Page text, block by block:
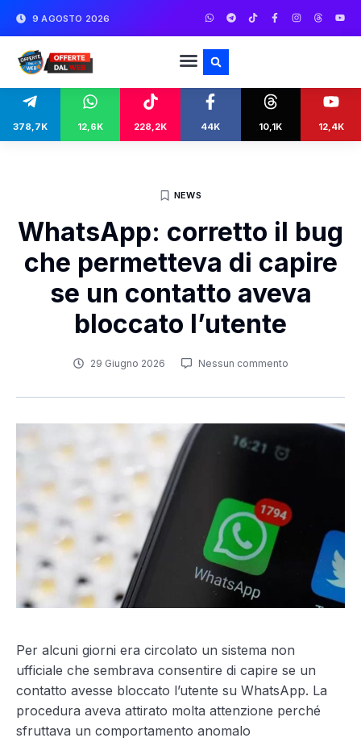
9 AGOSTO 2026
378,7K 12,6K 228,2K 44K 10,1K 12,4K
NEWS
WhatsApp: corretto il bug
che permetteva di capire
se un contatto aveva
bloccato l’utente
29 Giugno 2026 Nessun commento
Per alcuni giorni era circolato un sistema non
ufficiale che sembrava consentire di capire se un
contatto avesse bloccato l’utente su WhatsApp. La
procedura aveva attirato molta attenzione perché
sfruttava un comportamento anomalo